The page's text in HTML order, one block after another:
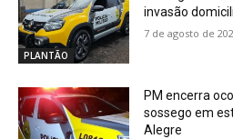
PLANTÃO
invasão
7 de agosto de
PM encerra
sossego em
Alegre